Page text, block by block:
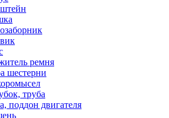
ремня
шестерни
труба
поддон двигателя